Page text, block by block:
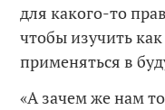
для какого-то
чтобы изучить
применяться в
«А зачем же нам